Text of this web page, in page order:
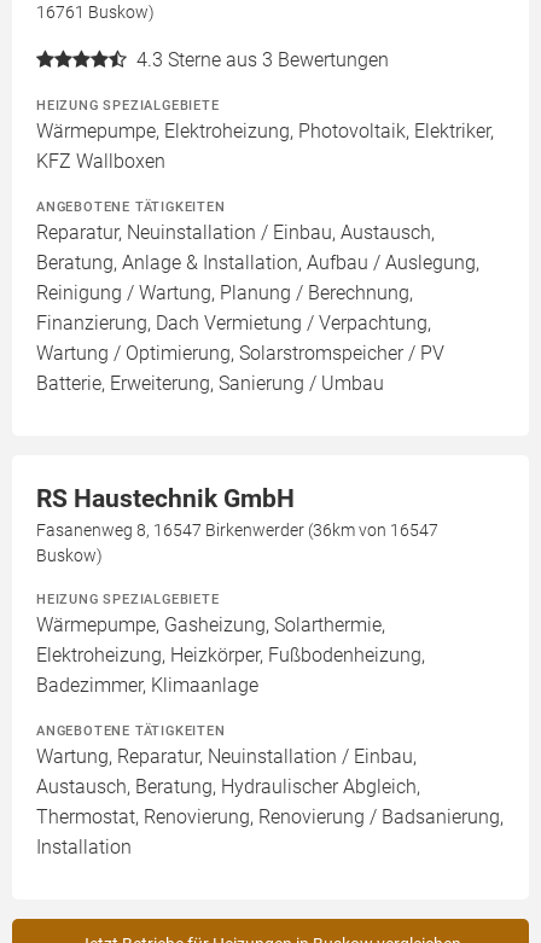
16761 Buskow)
4.3 Sterne aus 3 Bewertungen
HEIZUNG SPEZIALGEBIETE
Wärmepumpe, Elektroheizung, Photovoltaik, Elektriker,
KFZ Wallboxen
ANGEBOTENE TÄTIGKEITEN
Reparatur, Neuinstallation / Einbau, Austausch,
Beratung, Anlage & Installation, Aufbau / Auslegung,
Reinigung / Wartung, Planung / Berechnung,
Finanzierung, Dach Vermietung / Verpachtung,
Wartung / Optimierung, Solarstromspeicher / PV
Batterie, Erweiterung, Sanierung / Umbau
RS Haustechnik GmbH
Fasanenweg 8, 16547 Birkenwerder (36km von 16547
Buskow)
HEIZUNG SPEZIALGEBIETE
Wärmepumpe, Gasheizung, Solarthermie,
Elektroheizung, Heizkörper, Fußbodenheizung,
Badezimmer, Klimaanlage
ANGEBOTENE TÄTIGKEITEN
Wartung, Reparatur, Neuinstallation / Einbau,
Austausch, Beratung, Hydraulischer Abgleich,
Thermostat, Renovierung, Renovierung / Badsanierung,
Installation